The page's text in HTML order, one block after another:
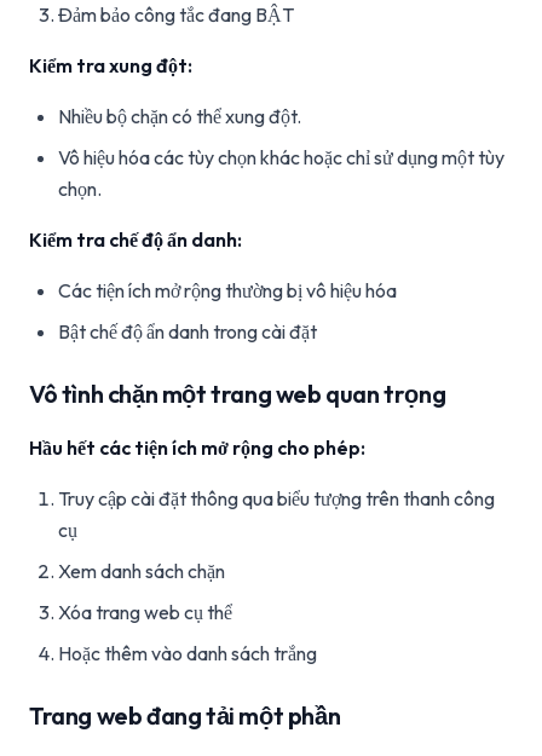
Đảm bảo công tắc đang BẬT
Kiểm tra xung đột:
Nhiều bộ chặn có thể xung đột.
Vô hiệu hóa các tùy chọn khác hoặc chỉ sử dụng một tùy
chọn.
Kiểm tra chế độ ẩn danh:
Các tiện ích mở rộng thường bị vô hiệu hóa
Bật chế độ ẩn danh trong cài đặt
Vô tình chặn một trang web quan trọng
Hầu hết các tiện ích mở rộng cho phép:
Truy cập cài đặt thông qua biểu tượng trên thanh công
cụ
Xem danh sách chặn
Xóa trang web cụ thể
Hoặc thêm vào danh sách trắng
Trang web đang tải một phần